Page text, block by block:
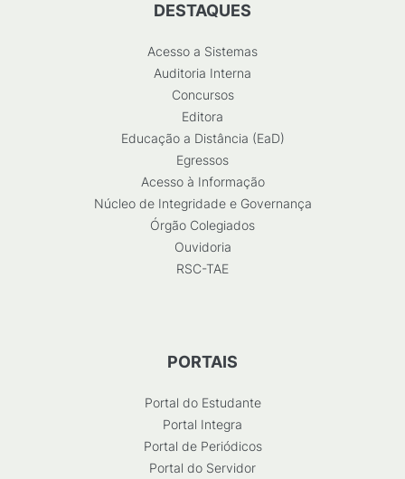
DESTAQUES
Acesso a Sistemas
Auditoria Interna
Concursos
Editora
Educação a Distância (EaD)
Egressos
Acesso à Informação
Núcleo de Integridade e Governança
Órgão Colegiados
Ouvidoria
RSC-TAE
PORTAIS
Portal do Estudante
Portal Integra
Portal de Periódicos
Portal do Servidor